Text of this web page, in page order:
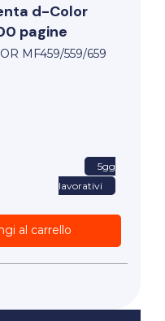
d-Color
pagine
MF459/559/659
5gg
lavorativi
al carrello